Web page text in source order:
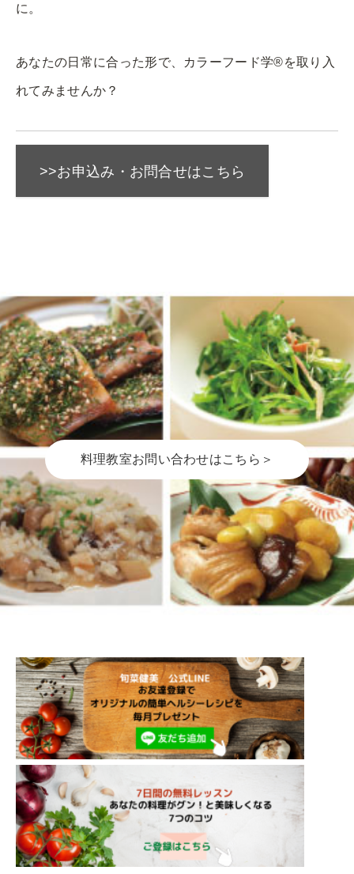
に。
あなたの日常に合った形で、カラーフード学®︎を取り入
れてみませんか？
>>お申込み・お問合せはこちら
料理教室お問い合わせはこちら＞